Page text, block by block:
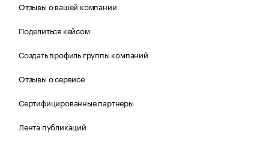
Отзывы о вашей компании
Поделиться кейсом
Создать профиль группы компаний
Отзывы о сервисе
Сертифицированные партнеры
Лента публикаций